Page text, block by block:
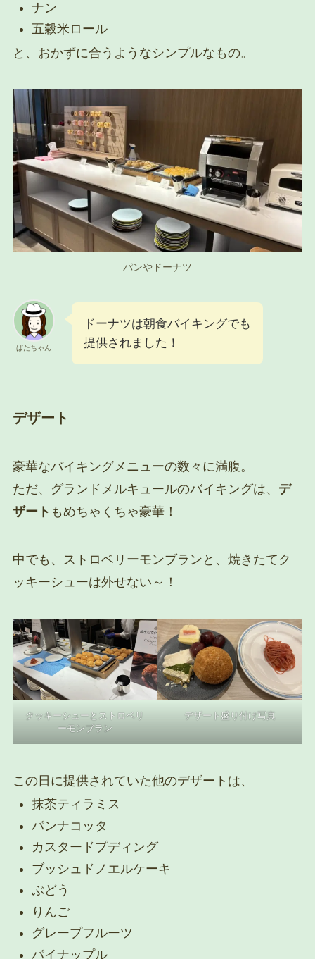
ナン
五穀米ロール
と、おかずに合うようなシンプルなもの。
パンやドーナツ
ぱたちゃん
ドーナツは朝食バイキングでも
提供されました！
デザート
豪華なバイキングメニューの数々に満腹。
ただ、グランドメルキュールのバイキングは、 デ
ザート もめちゃくちゃ豪華！
中でも、ストロベリーモンブランと、焼きたてク
ッキーシューは外せない～！
クッキーシューとストロベリ
ーモンブラン
デザート盛り付け写真
この日に提供されていた他のデザートは、
抹茶ティラミス
パンナコッタ
カスタードプディング
ブッシュドノエルケーキ
ぶどう
りんご
グレープフルーツ
パイナップル